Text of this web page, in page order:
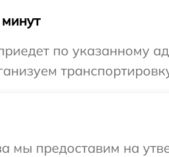
по указанному
мы предоставим на